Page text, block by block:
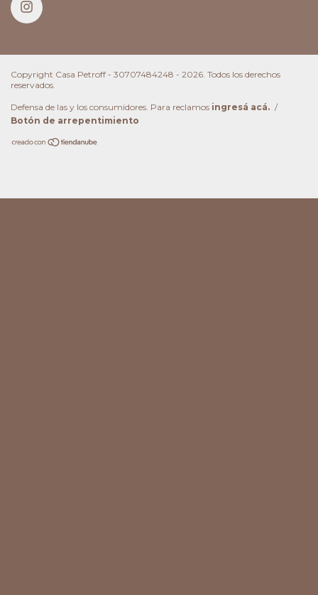
Copyright Casa Petroff - 30707484248 - 2026. Todos los derechos
reservados.
Defensa de las y los consumidores. Para reclamos ingresá acá. /
Botón de arrepentimiento